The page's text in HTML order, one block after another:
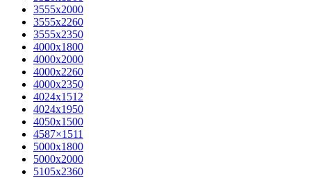
3555х2000
3555х2260
3555х2350
4000х1800
4000х2000
4000х2260
4000х2350
4024х1512
4024х1950
4050х1500
4587×1511
5000х1800
5000х2000
5105х2360